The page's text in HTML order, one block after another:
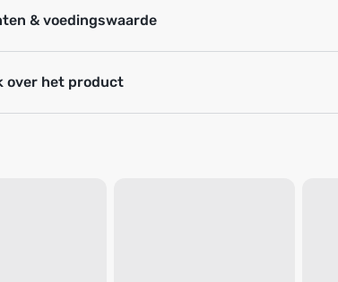
& voedingswaarde
over het product